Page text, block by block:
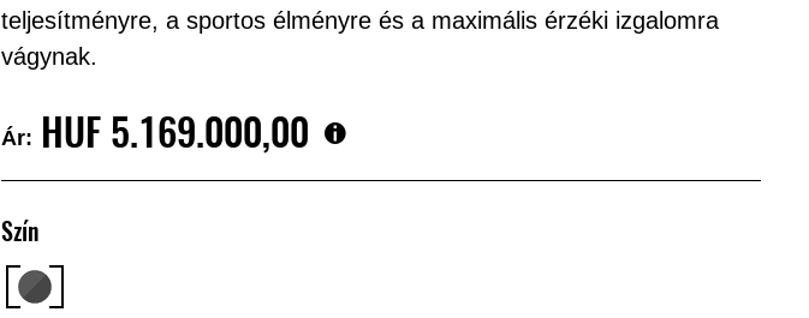
teljesítményre, a sportos élményre és a maximális érzéki izgalomra
vágynak.
Ár: HUF‎ 5.169.000,00
Szín